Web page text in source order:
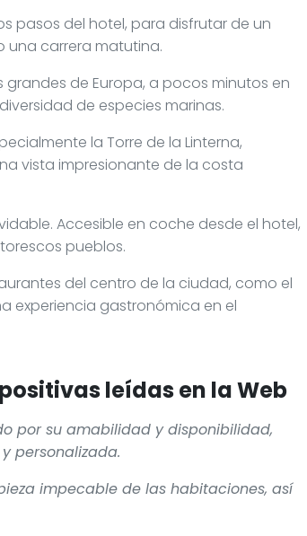
pasos del hotel, para disfrutar de un
una carrera matutina.
grandes de Europa, a pocos minutos en
de especies marinas.
la Torre de la Linterna,
vista impresionante de la costa
Accesible en coche desde el hotel,
pueblos.
del centro de la ciudad, como el
experiencia gastronómica en el
leídas en la Web
por su amabilidad y disponibilidad,
personalizada.
impecable de las habitaciones, así